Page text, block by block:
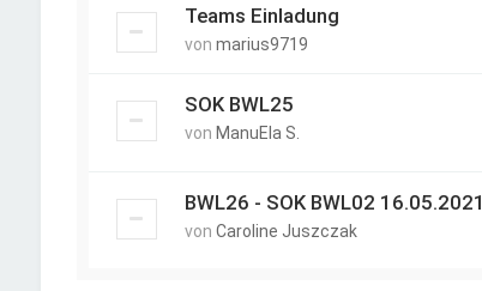
Teams Einladung
von marius9719
SOK BWL25
von ManuEla S.
BWL26 - SOK BWL02 16.05.2021
von Caroline Juszczak